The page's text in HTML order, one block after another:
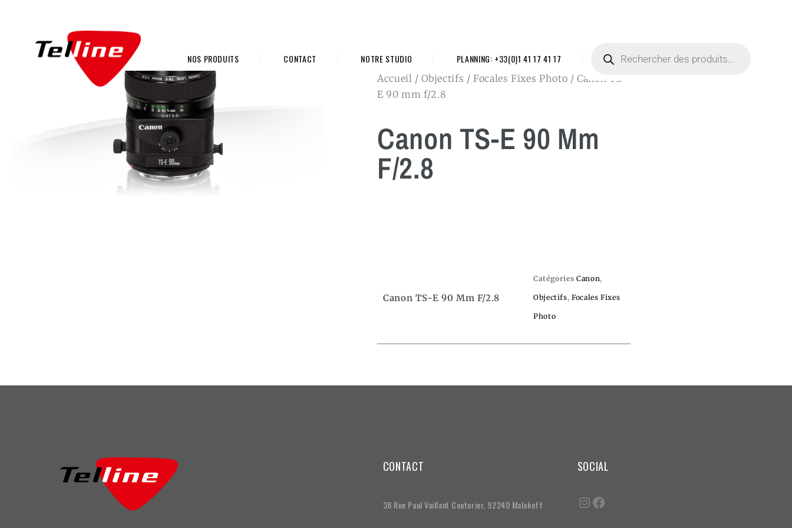
NOS PRODUITS CONTACT NOTRE STUDIO PLANNING: +33(0)1 41 17 41 17
Accueil /Objectifs /Focales Fixes Photo / Canon TS-
E 90 mm f/2.8
Canon TS-E 90 Mm
F/2.8
Canon TS-E 90 Mm F/2.8
Catégories Canon,
Objectifs,Focales Fixes
Photo
CONTACT
38 Rue Paul Vaillant Couturier, 92240 Malakoff
SOCIAL